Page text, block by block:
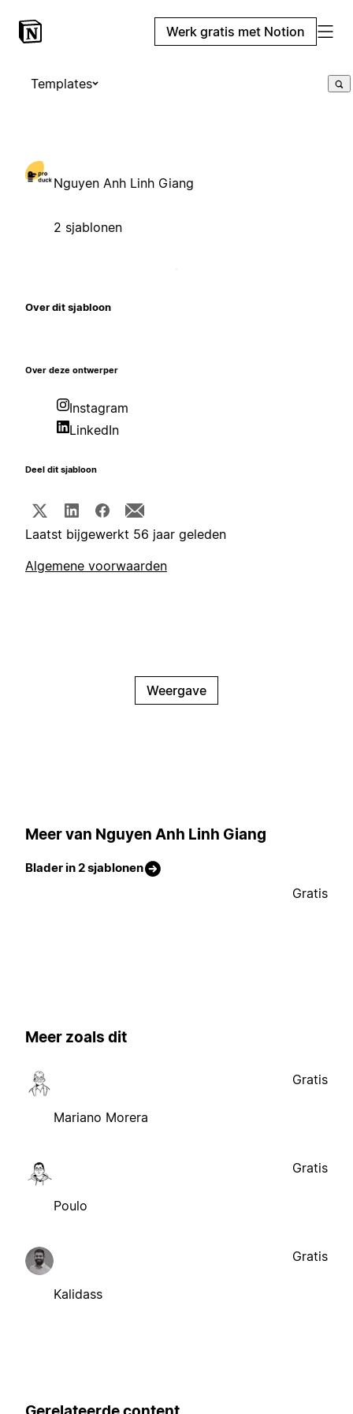
Werk gratis met Notion
Templates
Nguyen Anh Linh Giang
2 sjablonen
Over dit sjabloon
Over deze ontwerper
Instagram
LinkedIn
Deel dit sjabloon
Laatst bijgewerkt 56 jaar geleden
Algemene voorwaarden
Weergave
Meer van Nguyen Anh Linh Giang
Blader in 2 sjablonen
Gratis
Meer zoals dit
Mariano Morera
Gratis
Poulo
Gratis
Kalidass
Gratis